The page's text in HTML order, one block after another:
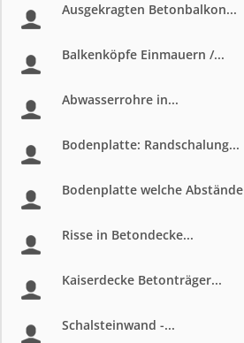
Ausgekragten Betonbalkon...
Balkenköpfe Einmauern /...
Abwasserrohre in...
Bodenplatte: Randschalung...
Bodenplatte welche Abstände
Risse in Betondecke...
Kaiserdecke Betonträger...
Schalsteinwand -...